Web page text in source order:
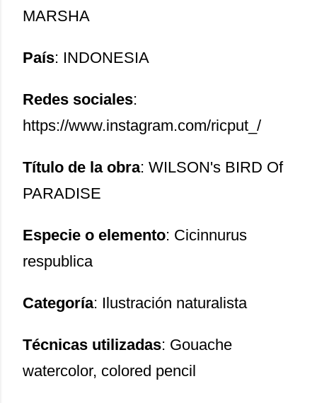
MARSHA
País: INDONESIA
Redes sociales:
https://www.instagram.com/ricput_/
Título de la obra: WILSON's BIRD Of
PARADISE
Especie o elemento: Cicinnurus
respublica
Categoría: Ilustración naturalista
Técnicas utilizadas: Gouache
watercolor, colored pencil